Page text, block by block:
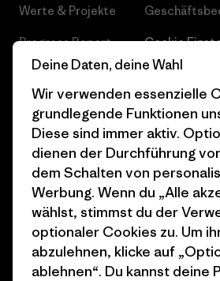
Werte & Projekte
Progress Report
Business Unusual
Klimaziele
1% For The Planet
Wie wir finanzieren
Geschenkgutscheine
Stores in deiner
Nähe
Cookie
Karriere
Pressekontakt
Industry
Affiliate-
Patagonia
Deine Daten, deine Wahl
Wir verwenden essenzielle
grundlegende Funktionen
Diese sind immer aktiv.
dienen der Durchführung
dem Schalten von
Werbung. Wenn du „Alle
wählst, stimmst du der
optionaler Cookies zu. Um
abzulehnen, klicke auf
ablehnen“. Du kannst deine